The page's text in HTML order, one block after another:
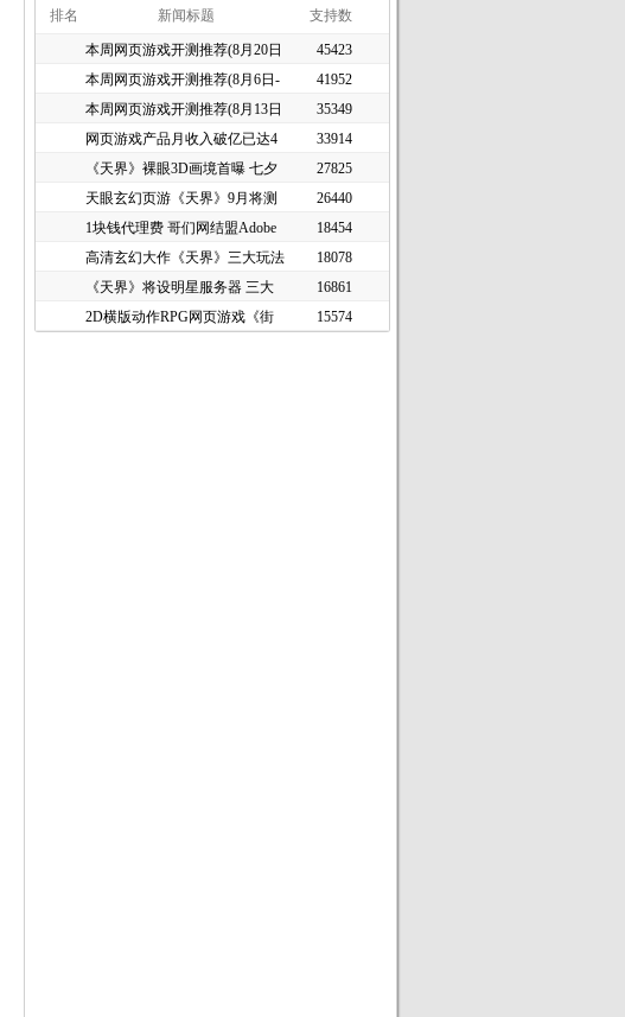
排名 新闻标题 支持数
本周网页游戏开测推荐(8月20日
45423
本周网页游戏开测推荐(8月6日-
41952
本周网页游戏开测推荐(8月13日
35349
网页游戏产品月收入破亿已达4
33914
《天界》裸眼3D画境首曝 七夕
27825
天眼玄幻页游《天界》9月将测
26440
1块钱代理费 哥们网结盟Adobe
18454
高清玄幻大作《天界》三大玩法
18078
《天界》将设明星服务器 三大
16861
2D横版动作RPG网页游戏《街
15574